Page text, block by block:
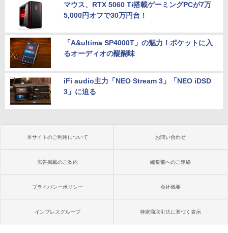
マウス、RTX 5060 Ti搭載ゲーミングPCが7万
5,000円オフで30万円台！
「A&ultima SP4000T」の魅力！ポケットに入
るオーディオの醍醐味
iFi audio主力「NEO Stream 3」「NEO iDSD
3」に迫る
本サイトのご利用について お問い合わせ
広告掲載のご案内 編集部へのご連絡
プライバシーポリシー 会社概要
インプレスグループ 特定商取引法に基づく表示